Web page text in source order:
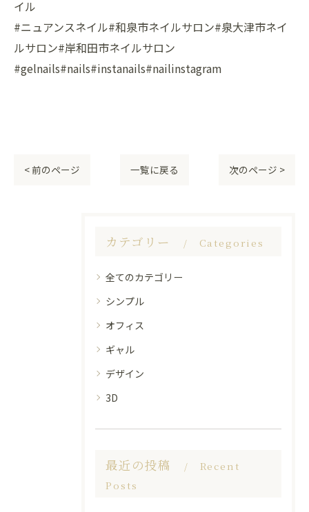
イル
#ニュアンスネイル#和泉市ネイルサロン#泉大津市ネイ
ルサロン#岸和田市ネイルサロン
#gelnails#nails#instanails#nailinstagram
< 前のページ 一覧に戻る 次のページ >
カテゴリー Categories
全てのカテゴリー
シンプル
オフィス
ギャル
デザイン
3D
最近の投稿
Recent
Posts